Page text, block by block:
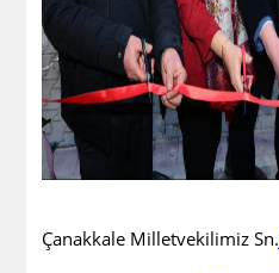
Çanakkale Milletvekilimiz Sn.